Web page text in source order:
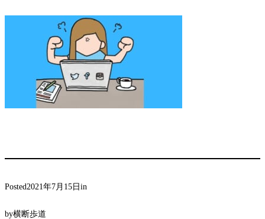
Posted2021年7月15日in
by横断歩道